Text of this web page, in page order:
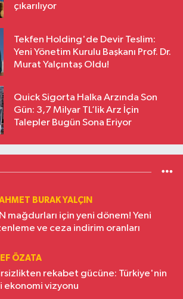
çıkarılıyor
Tekfen Holding'de Devir Teslim:
Yeni Yönetim Kurulu Başkanı Prof. Dr.
Murat Yalçıntaş Oldu!
Quick Sigorta Halka Arzında Son
Gün: 3,7 Milyar TL’lik Arz İçin
Talepler Bugün Sona Eriyor
BURAK YALÇIN
mağdurları için yeni dönem! Yeni
ve ceza indirim oranları
ÖZATA
rekabet gücüne: Türkiye'nin
ekonomi vizyonu